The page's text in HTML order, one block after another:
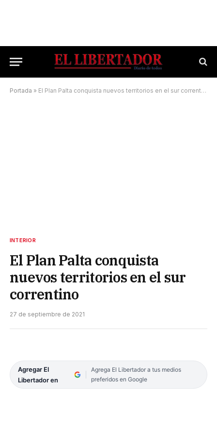
Portada » El Plan Palta conquista nuevos territorios en el sur correntino
INTERIOR
El Plan Palta conquista
nuevos territorios en el sur
correntino
27 de septiembre de 2021
Agregar El
Libertador en
Agrega El Libertador a tus medios
preferidos en Google